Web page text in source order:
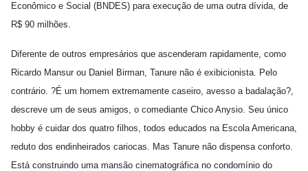
Econômico e Social (BNDES) para execução de uma outra dívida, de
R$ 90 milhões.
Diferente de outros empresários que ascenderam rapidamente, como
Ricardo Mansur ou Daniel Birman, Tanure não é exibicionista. Pelo
contrário. ?É um homem extremamente caseiro, avesso a badalação?,
descreve um de seus amigos, o comediante Chico Anysio. Seu único
hobby é cuidar dos quatro filhos, todos educados na Escola Americana,
reduto dos endinheirados cariocas. Mas Tanure não dispensa conforto.
Está construindo uma mansão cinematográfica no condomínio do